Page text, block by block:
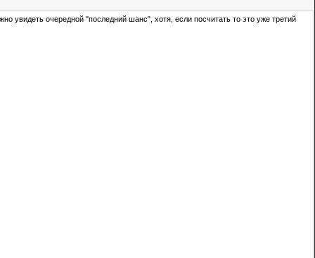
увидеть очередной "последний шанс", хотя, если посчитать то это уже третий